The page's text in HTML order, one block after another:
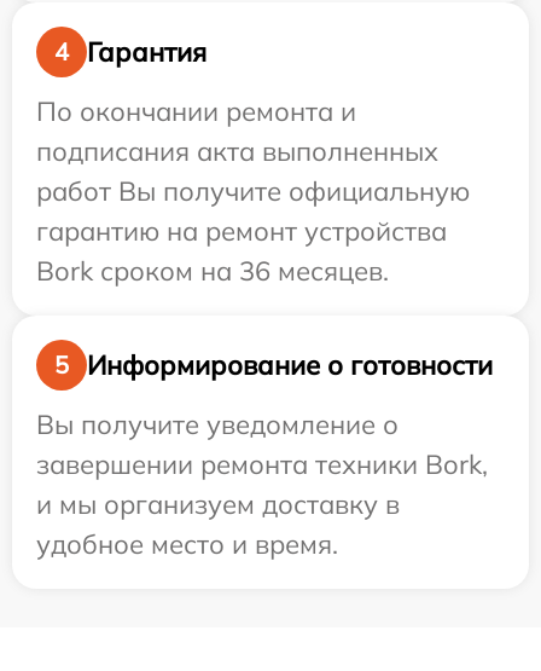
4
Гарантия
По окончании ремонта и
подписания акта выполненных
работ Вы получите официальную
гарантию на ремонт устройства
Bork сроком на 36 месяцев.
5
Информирование о готовности
Вы получите уведомление о
завершении ремонта техники Bork,
и мы организуем доставку в
удобное место и время.